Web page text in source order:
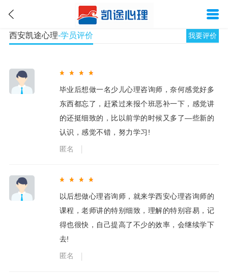
西安凯途心理-学员评价 我要评价
毕业后想做一名少儿心理咨询师，奈何感觉好多
东西都忘了，赶紧过来报个班恶补一下，感觉讲
的还挺细致的，比以前学的时候又多了—些新的
认识，感觉不错，努力学习!
匿名
以后想做心理咨询师，就来学西安心理咨询师的
课程，老师讲的特别细致，理解的特别容易，记
得也很快，自己提高了不少的效率，会继续学下
去!
匿名